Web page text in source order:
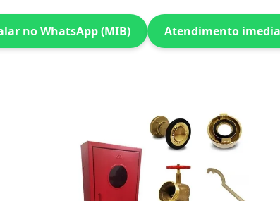
no WhatsApp (MIB) Atendimento